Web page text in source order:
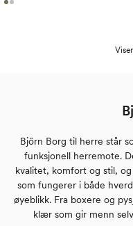
Björn Borg til herre står
funksjonell herremote.
kvalitet, komfort og stil,
som fungerer i både
øyeblikk. Fra boxere og
klær som gir menn